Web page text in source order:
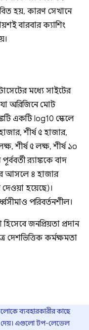
হয়, কারণ সেখানে
বারবার ক্যাশিং
মধ্যে সাইটের
অরিজিনে মোট
একটি log10 স্কেলে
শীর্ষ ৫ হাজার,
শীর্ষ ৫ লক্ষ, শীর্ষ ১০
র‍্যাঙ্ককে বাদ
আসলে ৪ হাজার
হয়েছে)।
পরিবর্তনশীল।
জনপ্রিয়তা প্রদান
দেশভিত্তিক কর্মক্ষমতা
ব্যবহারকারীর কাছে
দেয়। এগুলো টপ-লেভেল